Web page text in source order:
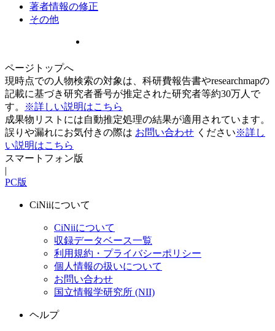
著者情報の修正
その他
ページトップへ
現時点での人物検索の対象は、科研費報告書やresearchmapの
記載に基づき研究者番号が推定された研究者等約30万人で
す。
※詳しい説明はこちら
成果物リストには自動推定処理の結果が適用されています。
誤りや漏れにお気付きの際は お問い合わせ ください※詳し
い説明はこちら
スマートフォン版
|
PC版
CiNiiについて
CiNiiについて
収録データベース一覧
利用規約・プライバシーポリシー
個人情報の扱いについて
お問い合わせ
国立情報学研究所 (NII)
ヘルプ